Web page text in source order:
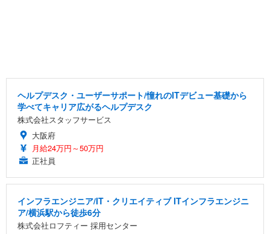
ヘルプデスク・ユーザーサポート/憧れのITデビュー基礎から
学べてキャリア広がるヘルプデスク
株式会社スタッフサービス
大阪府
月給24万円～50万円
正社員
インフラエンジニア/IT・クリエイティブ ITインフラエンジニ
ア/横浜駅から徒歩6分
株式会社ロフティー 採用センター